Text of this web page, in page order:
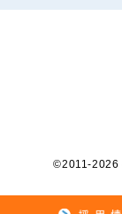
©2011-2026